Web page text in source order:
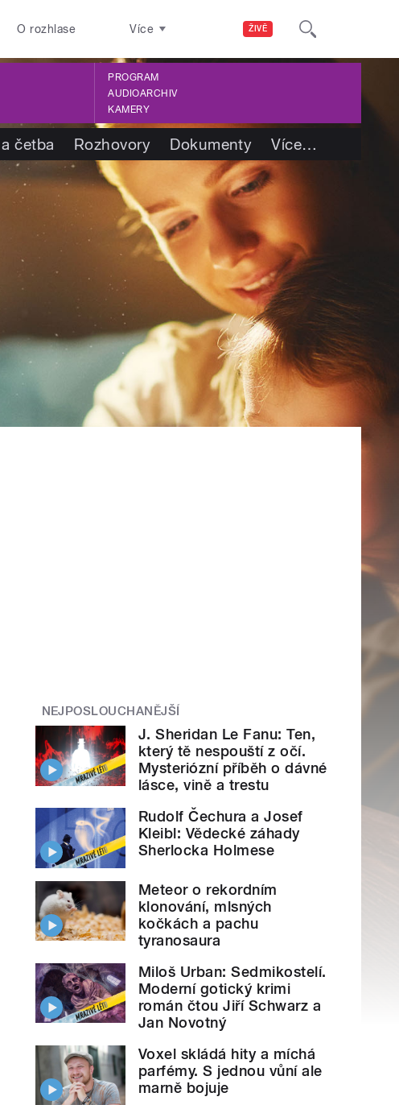
ŽIVĚ
O rozhlase Více
PROGRAM
AUDIOARCHIV
KAMERY
četba Rozhovory Dokumenty Více…
NEJPOSLOUCHANĚJŠÍ
J. Sheridan Le Fanu: Ten,
který tě nespouští z očí.
Mysteriózní příběh o dávné
lásce, vině a trestu
Rudolf Čechura a Josef
Kleibl: Vědecké záhady
Sherlocka Holmese
Meteor o rekordním
klonování, mlsných
kočkách a pachu
tyranosaura
Miloš Urban: Sedmikostelí.
Moderní gotický krimi
román čtou Jiří Schwarz a
Jan Novotný
Voxel skládá hity a míchá
parfémy. S jednou vůní ale
marně bojuje